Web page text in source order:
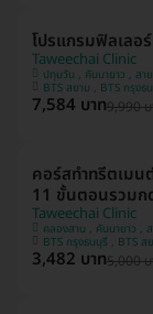
โปรแกรมฟิลเลอ
Taweechai Clinic
BTS สยาม , BTS กรุ
7,584 บาท9,990
คอร์สทำทรีตเม
11 ขั้นตอนรวมก
Taweechai Clinic
BTS กรุงธนบุรี ,
3,482 บาท5,000